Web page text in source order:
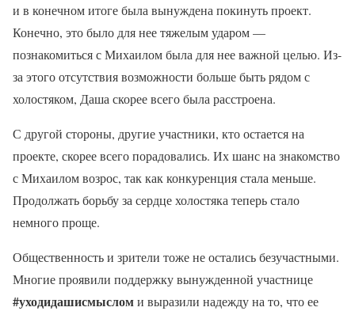
и в конечном итоге была вынуждена покинуть проект.
Конечно, это было для нее тяжелым ударом —
познакомиться с Михаилом была для нее важной целью. Из-
за этого отсутствия возможности больше быть рядом с
холостяком, Даша скорее всего была расстроена.
С другой стороны, другие участники, кто остается на
проекте, скорее всего порадовались. Их шанс на знакомство
с Михаилом возрос, так как конкуренция стала меньше.
Продолжать борьбу за сердце холостяка теперь стало
немного проще.
Общественность и зрители тоже не остались безучастными.
Многие проявили поддержку вынужденной участнице
#уходидашисмысломи выразили надежду на то, что ее